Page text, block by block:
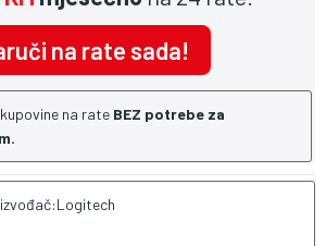
na rate sada!
na rate BEZ potrebe za